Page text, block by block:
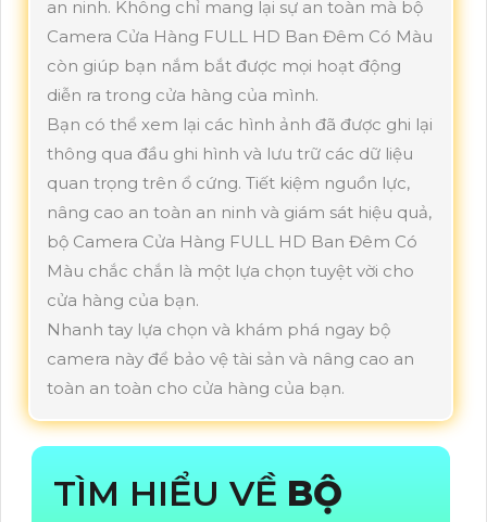
an ninh. Không chỉ mang lại sự an toàn mà bộ
Camera Cửa Hàng FULL HD Ban Đêm Có Màu
còn giúp bạn nắm bắt được mọi hoạt động
diễn ra trong cửa hàng của mình.
Bạn có thể xem lại các hình ảnh đã được ghi lại
thông qua đầu ghi hình và lưu trữ các dữ liệu
quan trọng trên ổ cứng. Tiết kiệm nguồn lực,
nâng cao an toàn an ninh và giám sát hiệu quả,
bộ Camera Cửa Hàng FULL HD Ban Đêm Có
Màu chắc chắn là một lựa chọn tuyệt vời cho
cửa hàng của bạn.
Nhanh tay lựa chọn và khám phá ngay bộ
camera này để bảo vệ tài sản và nâng cao an
toàn an toàn cho cửa hàng của bạn.
TÌM HIỂU VỀ BỘ